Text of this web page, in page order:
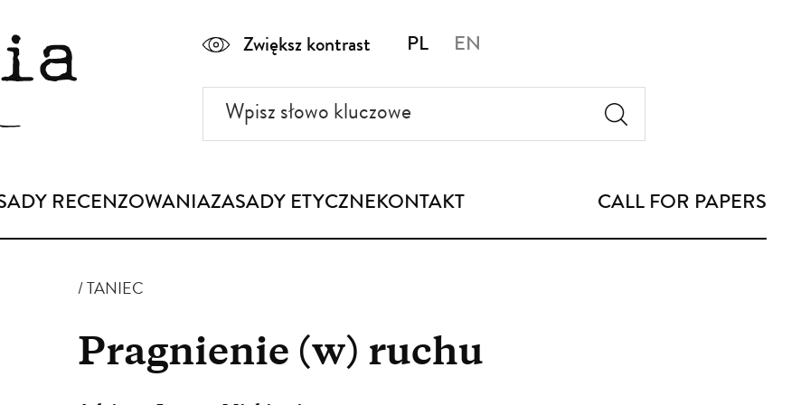
Zwiększ kontrast PL EN
słowo
kluczowe
RECENZOWANIAZASADY ETYCZNEKONTAKT CALL FOR PAPERS
TANIEC
Pragnienie (w) ruchu